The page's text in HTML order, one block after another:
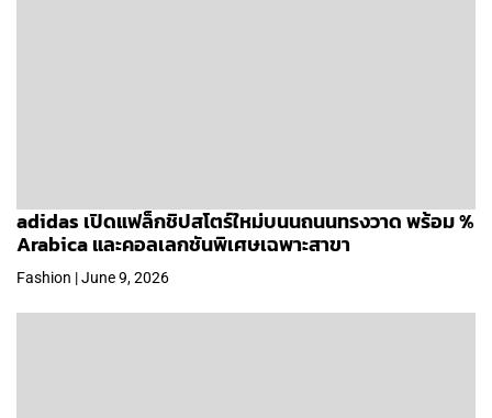
adidas เปิดแฟล็กชิปสโตร์ใหม่บนนถนนทรงวาด พร้อม %
Arabica และคอลเลกชันพิเศษเฉพาะสาขา
Fashion | June 9, 2026